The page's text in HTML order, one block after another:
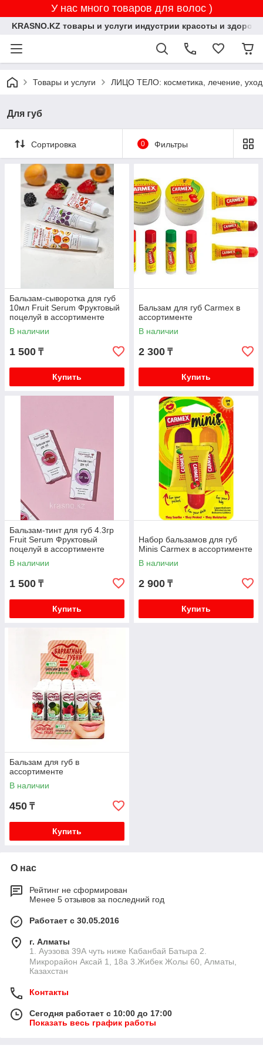
У нас много товаров для волос )
KRASNO.KZ товары и услуги индустрии красоты и
Товары и услуги ЛИЦО ТЕЛО: косметика, лечение, уход
Для губ
Сортировка 0 Фильтры
Бальзам-сыворотка для губ
10мл Fruit Serum Фруктовый
поцелуй в ассортименте
В наличии
1 500 ₸
Купить
Бальзам для губ Carmex в
ассортименте
В наличии
2 300 ₸
Купить
Бальзам-тинт для губ 4.3гр
Fruit Serum Фруктовый
поцелуй в ассортименте
В наличии
1 500 ₸
Купить
Набор бальзамов для губ
Minis Carmex в ассортименте
В наличии
2 900 ₸
Купить
Бальзам для губ в
ассортименте
В наличии
450 ₸
Купить
О нас
Рейтинг не сформирован
Менее 5 отзывов за последний год
Работает с 30.05.2016
г. Алматы
1. Ауэзова 39А чуть ниже Кабанбай Батыра ㅤㅤㅤㅤㅤㅤㅤㅤㅤㅤㅤㅤㅤㅤ2. ​
Микрорайон Аксай 1, 18а 3.Жибек Жолы 60, Алматы,
Казахстан
Контакты
Сегодня работает с 10:00 до 17:00
Показать весь график работы